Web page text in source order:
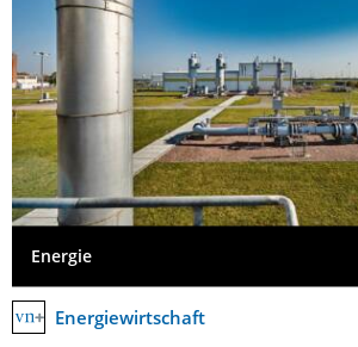
Energie
Energiewirtschaft